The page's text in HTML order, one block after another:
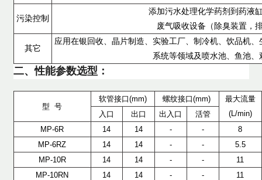
污染控制
添加污水处理化学药剂到药液
废气吸收设备（除臭装置，
其它
应用在银回收、晶片制造、实验工厂、制冷机、饮品机
系统等领域及喷水池、鱼池
二、性能参数选型：
型 号
软管接口(mm) 螺纹接口(mm)
最大流量
(L/min)
入口 出口 出入口
活管
MP-6R
14 14 - -
8
MP-6RZ
14 14 - -
5.5
MP-10R
14 14 - -
11
MP-10RN
14 14 - -
11